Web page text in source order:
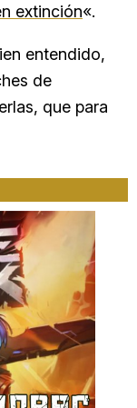
extinción«.
entendido,
de
que para